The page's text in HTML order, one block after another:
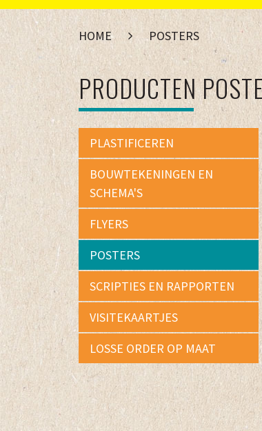
HOME POSTERS
PRODUCTEN
PLASTIFICEREN
BOUWTEKENINGEN EN
SCHEMA'S
FLYERS
POSTERS
SCRIPTIES EN RAPPORTEN
VISITEKAARTJES
LOSSE ORDER OP MAAT